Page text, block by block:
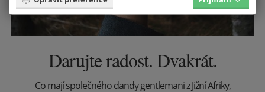
Darujte radost. Dvakrát.
Co mají společného dandy gentlemani z Jižní Afriky,